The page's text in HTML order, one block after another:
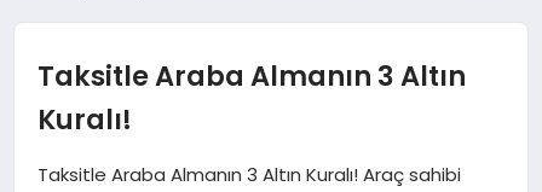
DÜNYA
EKONOMI
Taksitle Araba Almanın 3 Altın
Kuralı!
Taksitle Araba Almanın 3 Altın Kuralı! Araç sahibi